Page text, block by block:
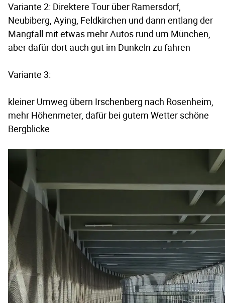
Variante 2: Direktere Tour über Ramersdorf,
Neubiberg, Aying, Feldkirchen und dann entlang der
Mangfall mit etwas mehr Autos rund um München,
aber dafür dort auch gut im Dunkeln zu fahren
Variante 3:
kleiner Umweg übern Irschenberg nach Rosenheim,
mehr Höhenmeter, dafür bei gutem Wetter schöne
Bergblicke